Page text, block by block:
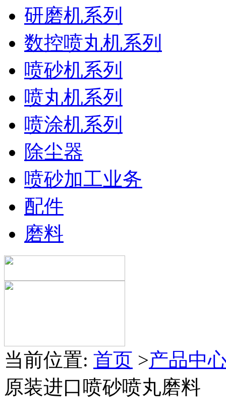
研磨机系列
数控喷丸机系列
喷砂机系列
喷丸机系列
喷涂机系列
除尘器
喷砂加工业务
配件
磨料
当前位置: 首页 >产品中
原装进口喷砂喷丸磨料